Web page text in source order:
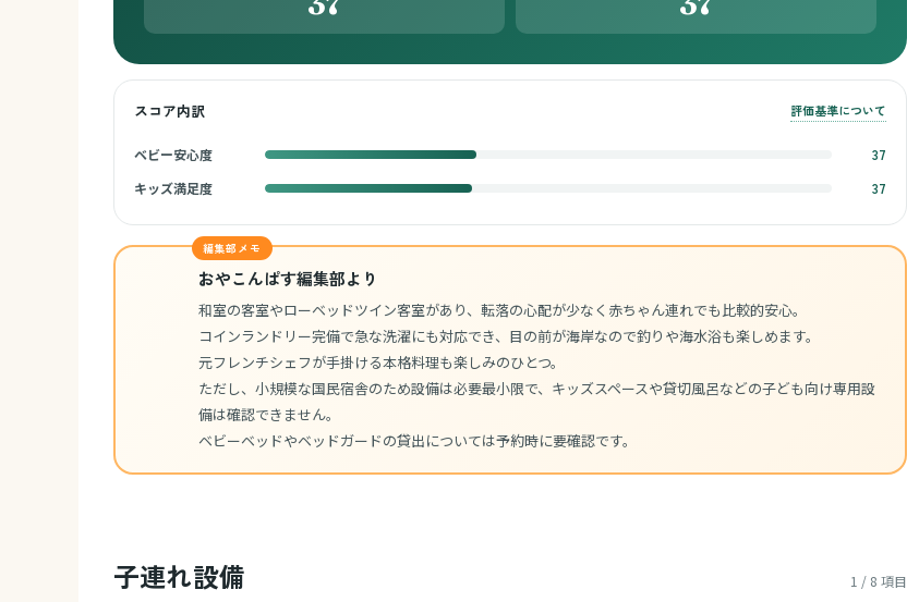
スコア内訳 評価基準について
ベビー安心度
37
キッズ満足度
37
編集部メモ
おやこんぱす編集部より
和室の客室やローベッドツイン客室があり、転落の心配が少なく赤ちゃん連れでも比較的安心。
コインランドリー完備で急な洗濯にも対応でき、目の前が海岸なので釣りや海水浴も楽しめます。
元フレンチシェフが手掛ける本格料理も楽しみのひとつ。
ただし、小規模な国民宿舎のため設備は必要最小限で、キッズスペースや貸切風呂などの子ども向け専用設
備は確認できません。
ベビーベッドやベッドガードの貸出については予約時に要確認です。
子連れ設備 1 / 8 項目